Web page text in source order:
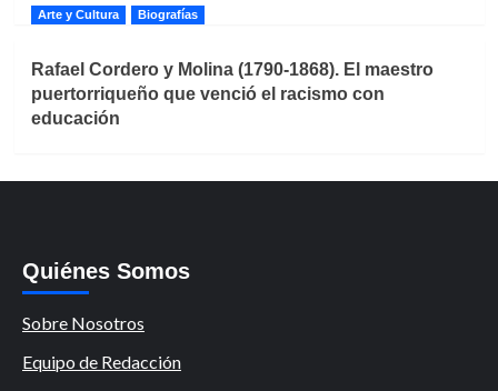
Arte y Cultura Biografías
Rafael Cordero y Molina (1790-1868). El maestro
puertorriqueño que venció el racismo con
educación
Quiénes Somos
Sobre Nosotros
Equipo de Redacción